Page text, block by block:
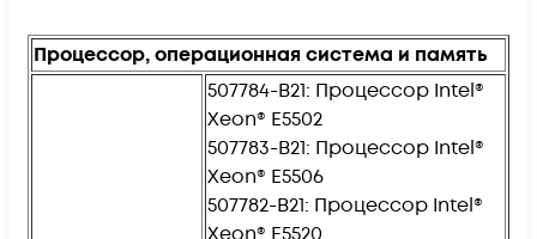
Процессор, операционная система и память
507784-B21: Процессор Intel®
Xeon® E5502
507783-B21: Процессор Intel®
Xeon® E5506
507782-B21: Процессор Intel®